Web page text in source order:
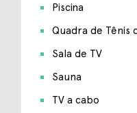
Piscina
Quadra de Tênis
Sala de TV
Sauna
TV a cabo